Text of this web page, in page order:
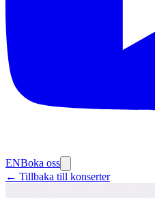
ENBoka oss
← Tillbaka till konserter